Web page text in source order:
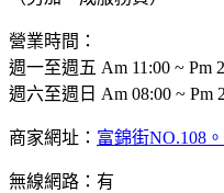
營業時間：
週一至週五 Am 11:00 ~ Pm
週六至週日 Am 08:00 ~ Pm
商家網址： 富錦街NO.108
無線網路：有